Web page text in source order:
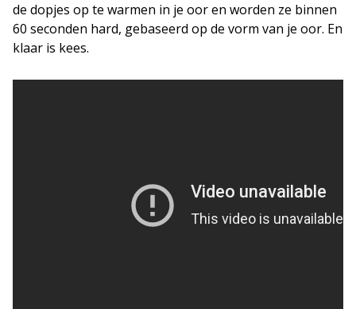
de dopjes op te warmen in je oor en worden ze binnen
60 seconden hard, gebaseerd op de vorm van je oor. En
klaar is kees.